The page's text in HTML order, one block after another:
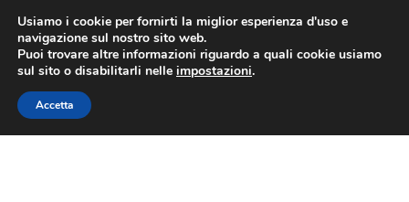
CONSEGNA da 7 EUR
Lun-Ven 9:00 - 16:00/800 580 290
Vai
alla
navigazione
Vai
al
contenuto
Usiamo i cookie per fornirti la miglior esperienza d'uso e
navigazione sul nostro sito web.
Puoi trovare altre informazioni riguardo a quali cookie usiamo
sul sito o disabilitarli nelle impostazioni.
Accetta